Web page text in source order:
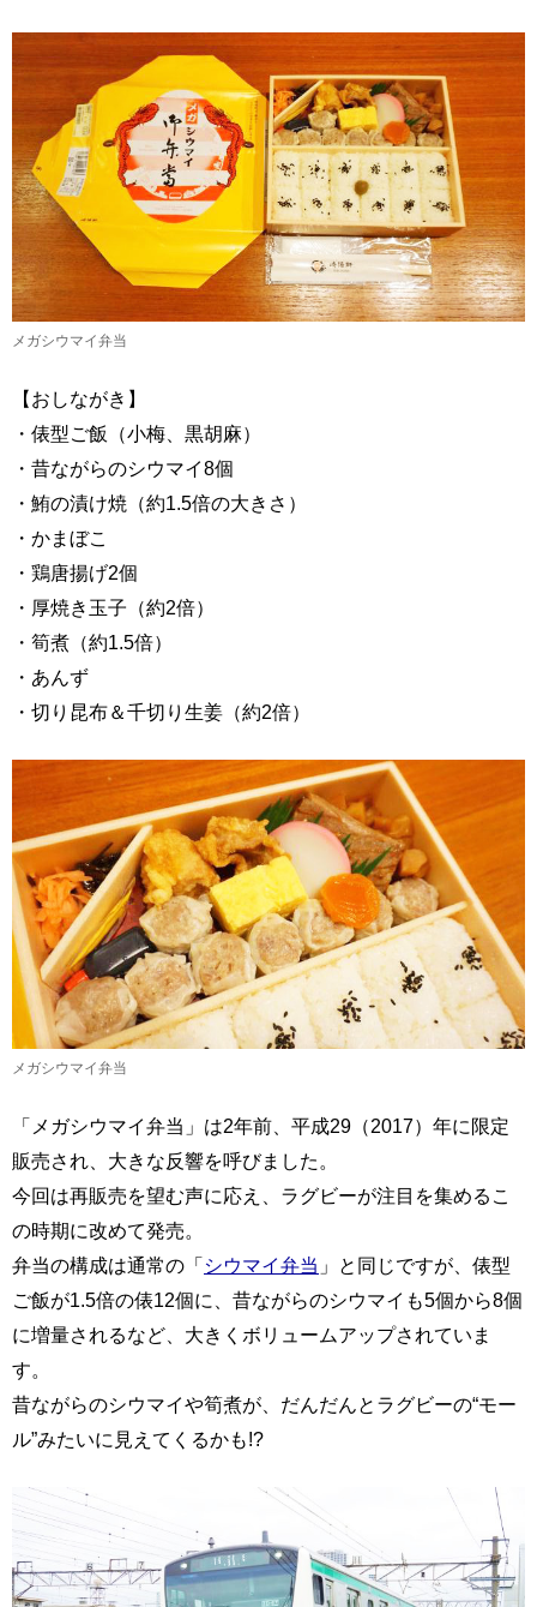
メガシウマイ弁当
【おしながき】
・俵型ご飯（小梅、黒胡麻）
・昔ながらのシウマイ8個
・鮪の漬け焼（約1.5倍の大きさ）
・かまぼこ
・鶏唐揚げ2個
・厚焼き玉子（約2倍）
・筍煮（約1.5倍）
・あんず
・切り昆布＆千切り生姜（約2倍）
メガシウマイ弁当
「メガシウマイ弁当」は2年前、平成29（2017）年に限定
販売され、大きな反響を呼びました。
今回は再販売を望む声に応え、ラグビーが注目を集めるこ
の時期に改めて発売。
弁当の構成は通常の「 シウマイ弁当 」と同じですが、俵型
ご飯が1.5倍の俵12個に、昔ながらのシウマイも5個から8個
に増量されるなど、大きくボリュームアップされていま
す。
昔ながらのシウマイや筍煮が、だんだんとラグビーの“モー
ル”みたいに見えてくるかも!?